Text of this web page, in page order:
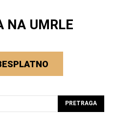
NA UMRLE
PRETRAGA